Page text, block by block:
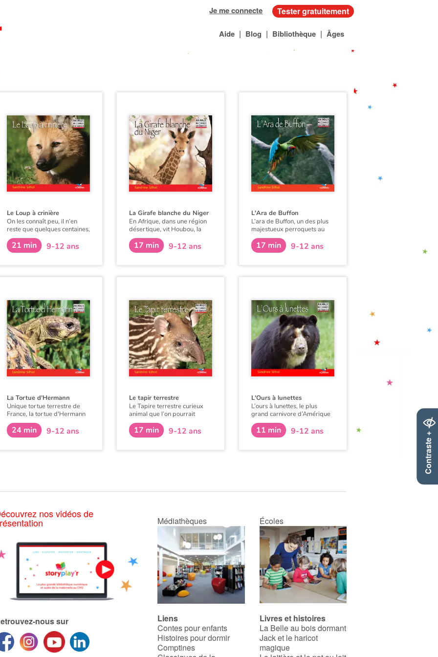
Contraste +
Je me connecte Tester gratuitement
Aide | Blog | Bibliothèque | Âges
Le Loup à crinière
On les connaît peu, il n’en
reste que quelques centaines,
quelques milliers sur la
planète. Menacés de
disparition, ces animaux
21 min 9-12 ans
La Girafe blanche du Niger
En Afrique, dans une région
désertique, vit Houbou, la
girafe blanche du Niger, au
milieu du dernier troupeau de
cette espèce sur la terre.
17 min 9-12 ans
L'Ara de Buffon
L’ara de Buffon, un des plus
majestueux perroquets au
monde, a presque disparu.
Mieux le connaître pour
sauver son espèce.
17 min 9-12 ans
La Tortue d'Hermann
Unique tortue terrestre de
France, la tortue d'Hermann
vit dans le maquis
méditerranéen. Cette tortue
autrefois largement
menacés dans le monde.
24 min 9-12 ans
Le tapir terrestre
Le Tapire terrestre curieux
animal que l’on pourrait
comparer à un hippopotame
muni d’une trompe, habite l’
Amérique du Sud. Découvre
dans l’eau, mange des
protéger le tapir en
sauvegardant son
environnement, une forêt
luxuriante que l’homme
détruit plus vite qu’elle ne
pousse.
17 min 9-12 ans
L'Ours à lunettes
L’ours à lunettes, le plus
grand carnivore d’Amérique
du Sud, a presque disparu.
Mieux le connaître pour
sauver son espèce.
11 min 9-12 ans
nos vidéos de
nous sur
Médiathèques Écoles
Liens
Contes pour enfants
Histoires pour dormir
Comptines
Livres et histoires
La Belle au bois dormant
Jack et le haricot
magique